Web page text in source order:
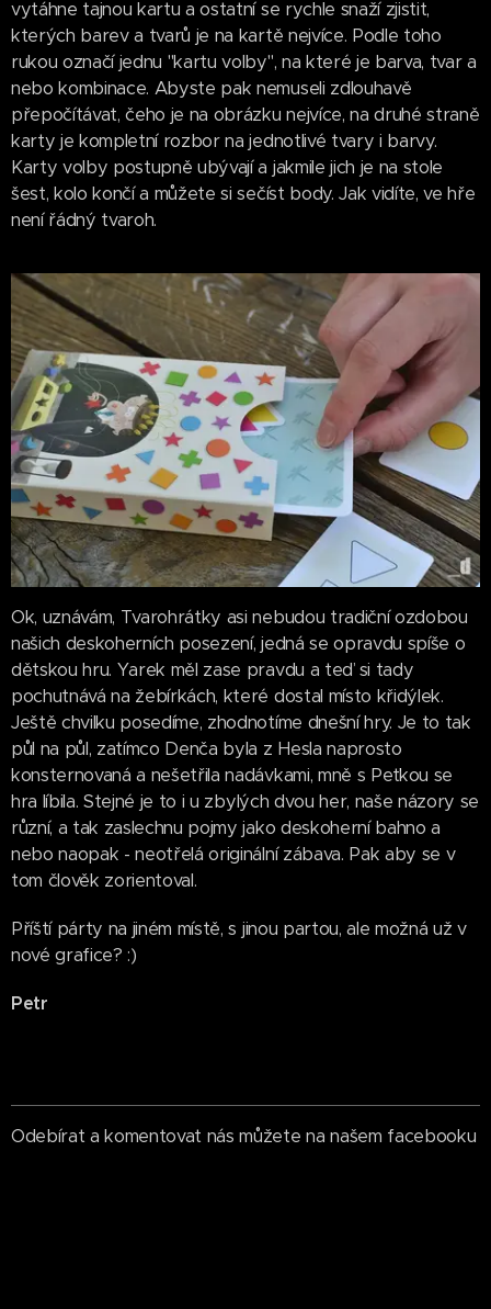
vytáhne tajnou kartu a ostatní se rychle snaží zjistit,
kterých barev a tvarů je na kartě nejvíce. Podle toho
rukou označí jednu "kartu volby", na které je barva, tvar a
nebo kombinace. Abyste pak nemuseli zdlouhavě
přepočítávat, čeho je na obrázku nejvíce, na druhé straně
karty je kompletní rozbor na jednotlivé tvary i barvy.
Karty volby postupně ubývají a jakmile jich je na stole
šest, kolo končí a můžete si sečíst body. Jak vidíte, ve hře
není řádný tvaroh.
Ok, uznávám, Tvarohrátky asi nebudou tradiční ozdobou
našich deskoherních posezení, jedná se opravdu spíše o
dětskou hru. Yarek měl zase pravdu a teď si tady
pochutnává na žebírkách, které dostal místo křidýlek.
Ještě chvilku posedíme, zhodnotíme dnešní hry. Je to tak
půl na půl, zatímco Denča byla z Hesla naprosto
konsternovaná a nešetřila nadávkami, mně s Peťkou se
hra líbila. Stejné je to i u zbylých dvou her, naše názory se
různí, a tak zaslechnu pojmy jako deskoherní bahno a
nebo naopak - neotřelá originální zábava. Pak aby se v
tom člověk zorientoval.
Příští párty na jiném místě, s jinou partou, ale možná už v
nové grafice? :)
Petr
Odebírat a komentovat nás můžete na našem facebooku